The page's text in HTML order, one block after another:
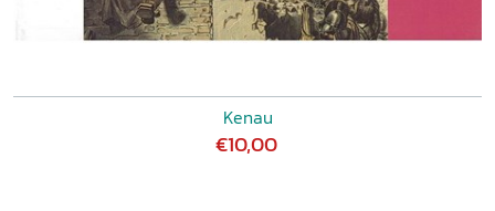
Kenau
€10,00